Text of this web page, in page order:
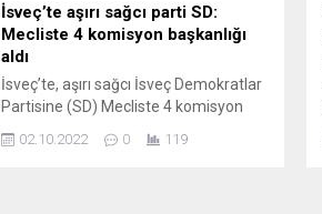
İsveç’te aşırı sağcı parti SD:
Mecliste 4 komisyon başkanlığı
aldı
İsveç’te, aşırı sağcı İsveç Demokratlar
Partisine (SD) Mecliste 4 komisyon
televizyonu SVT’nin haberine göre,
02.10.2022 0 119